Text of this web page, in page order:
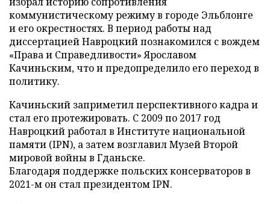
коммунистическому режиму в городе Эльблонге
и его окрестностях. В период работы над
диссертацией Навроцкий познакомился с вождем
«Права и Справедливости» Ярославом
Качиньским, что и предопределило его переход в
политику.
Качиньский заприметил перспективного кадра и
стал его протежировать. С 2009 по 2017 год
Навроцкий работал в Институте национальной
памяти (IPN), а затем возглавил Музей Второй
мировой войны в Гданьске.
Благодаря поддержке польских консерваторов в
2021-м он стал президентом IPN.